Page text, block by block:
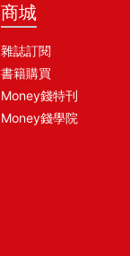
商城
雜誌訂閱
書籍購買
Money錢特刊
Money錢學院